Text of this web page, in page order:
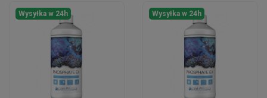
Wysyłka w 24h Wysyłka w 24h